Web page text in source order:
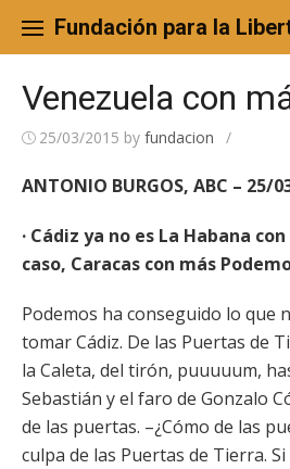
content
Fundación para la
Venezuela con
25/03/2015 by fundacion /
ANTONIO BURGOS, ABC – 25/
· Cádiz ya no es La Habana
caso, Caracas con más
Podemos ha conseguido lo que
tomar Cádiz. De las Puertas de
la Caleta, del tirón, puuuuum,
Sebastián y el faro de Gonzalo
de las puertas. –¿Cómo de las
culpa de las Puertas de Tierra.